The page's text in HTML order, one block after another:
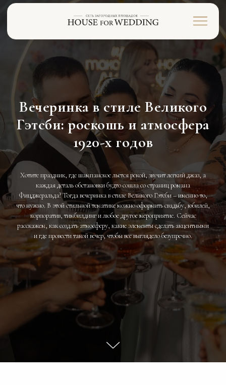
Вечеринка в стиле Великого
Гэтсби: роскошь и атмосфера
1920-х годов
Хотите праздник, где шампанское льется рекой, звучит легкий джаз, а
каждая деталь обстановки будто сошла со страниц романа
Фицджеральда? Тогда вечеринка в стиле Великого Гэтсби – именно то,
что нужно. В этой стильной тематике можно оформить свадьбу, юбилей,
корпоратив, тимбилдинг и любое другое мероприятие. Сейчас
расскажем, как создать атмосферу, какие элементы сделать акцентными
и где провести такой вечер, чтобы все выглядело безупречно.